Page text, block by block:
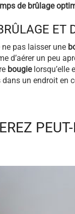
de brûlage
ET
pas laisser une
d’aérer un peu
bougielorsqu’elle
un endroit en